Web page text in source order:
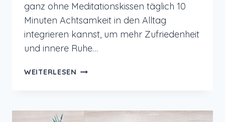
ganz ohne Meditationskissen täglich 10
Minuten Achtsamkeit in den Alltag
integrieren kannst, um mehr Zufriedenheit
und innere Ruhe…
WEITERLESEN 10
TAG